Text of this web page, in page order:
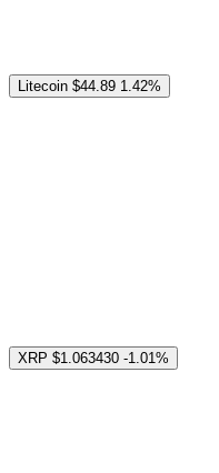
Litecoin $44.89 1.42%
XRP $1.063430 -1.01%